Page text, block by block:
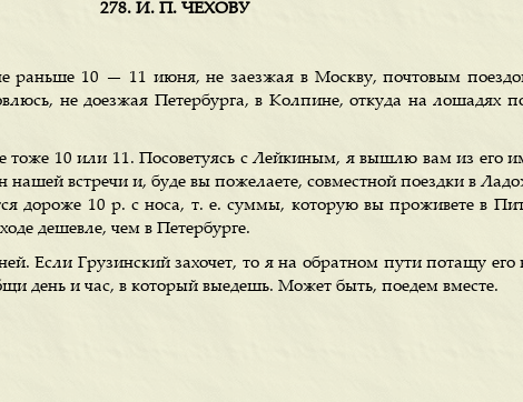
278. И. П. ЧЕХОВУ
раньше 10 — 11 июня, не заезжая в Москву, почтовым
не доезжая Петербурга, в Колпине, откуда на лошадях
тоже 10 или 11. Посоветуясь с Лейкиным, я вышлю вам из его
нашей встречи и, буде вы пожелаете, совместной поездки в
дороже 10 р. с носа, т. е. суммы, которую вы проживете в
дешевле, чем в Петербурге.
Если Грузинский захочет, то я на обратном пути потащу его
день и час, в который выедешь. Может быть, поедем вместе.